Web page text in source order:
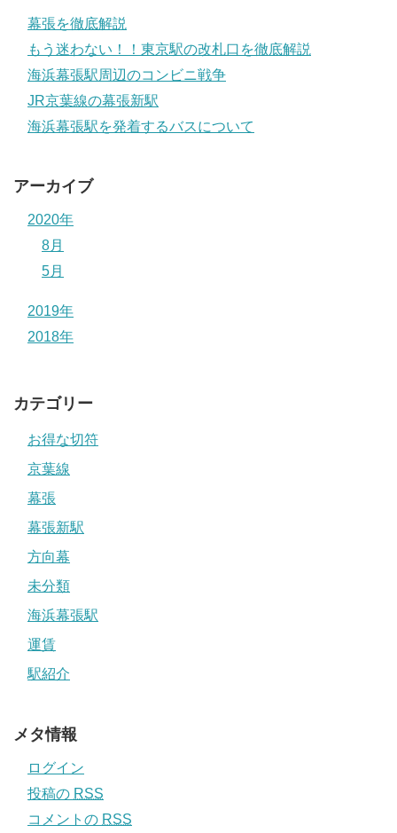
幕張を徹底解説
もう迷わない！！東京駅の改札口を徹底解説
海浜幕張駅周辺のコンビニ戦争
JR京葉線の幕張新駅
海浜幕張駅を発着するバスについて
アーカイブ
2020年
8月
5月
2019年
2018年
カテゴリー
お得な切符
京葉線
幕張
幕張新駅
方向幕
未分類
海浜幕張駅
運賃
駅紹介
メタ情報
ログイン
投稿の RSS
コメントの RSS